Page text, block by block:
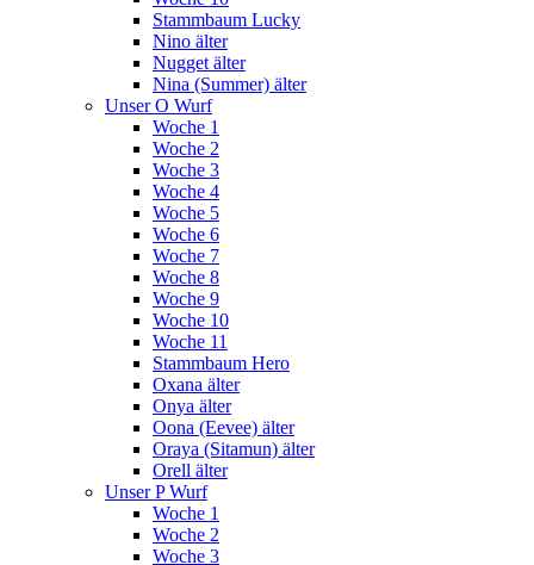
Stammbaum Lucky
Nino älter
Nugget älter
Nina (Summer) älter
Unser O Wurf
Woche 1
Woche 2
Woche 3
Woche 4
Woche 5
Woche 6
Woche 7
Woche 8
Woche 9
Woche 10
Woche 11
Stammbaum Hero
Oxana älter
Onya älter
Oona (Eevee) älter
Oraya (Sitamun) älter
Orell älter
Unser P Wurf
Woche 1
Woche 2
Woche 3